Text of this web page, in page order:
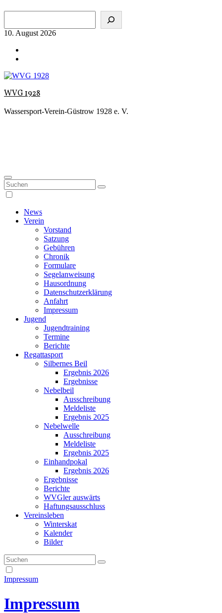
springen
10. August 2026
WVG 1928
Wassersport-Verein-Güstrow 1928 e. V.
News
Verein
Vorstand
Satzung
Gebühren
Chronik
Formulare
Segelanweisung
Hausordnung
Datenschutzerklärung
Anfahrt
Impressum
Jugend
Jugendtraining
Termine
Berichte
Regattasport
Silbernes Beil
Ergebnis 2026
Ergebnisse
Nebelbeil
Ausschreibung
Meldeliste
Ergebnis 2025
Nebelwelle
Ausschreibung
Meldeliste
Ergebnis 2025
Einhandpokal
Ergebnis 2026
Ergebnisse
Berichte
WVGler auswärts
Haftungsausschluss
Vereinsleben
Winterskat
Kalender
Bilder
Impressum
Impressum